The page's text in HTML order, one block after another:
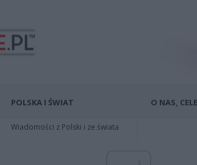
POLSKA I ŚWIAT
Wiadomości z Polski i ze świata
O NAS,